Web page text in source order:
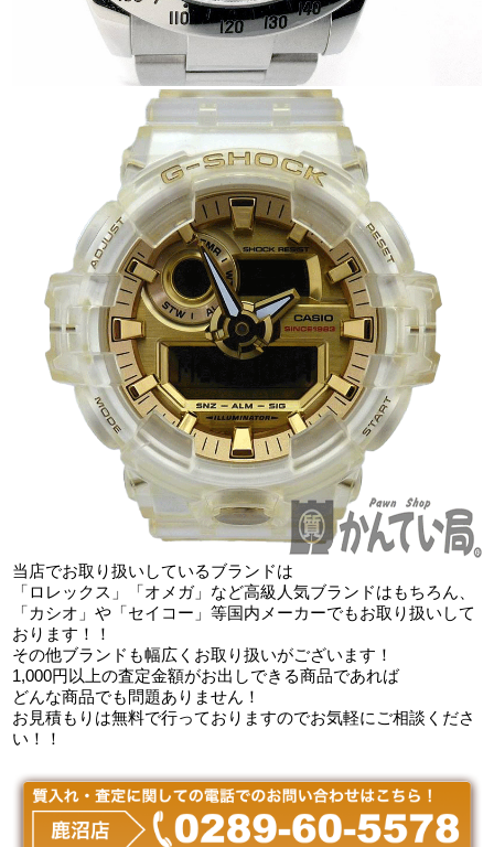
当店でお取り扱いしているブランドは
「ロレックス」「オメガ」など高級人気ブランドはもちろん、
「カシオ」や「セイコー」等国内メーカーでもお取り扱いして
おります！！
その他ブランドも幅広くお取り扱いがございます！
1,000円以上の査定金額がお出しできる商品であれば
どんな商品でも問題ありません！
お見積もりは無料で行っておりますのでお気軽にご相談くださ
い！！